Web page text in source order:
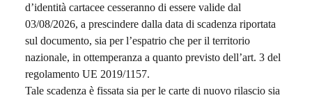
d’identità cartacee cesseranno di essere valide dal
03/08/2026, a prescindere dalla data di scadenza riportata
sul documento, sia per l’espatrio che per il territorio
nazionale, in ottemperanza a quanto previsto dell’art. 3 del
regolamento UE 2019/1157.
Tale scadenza è fissata sia per le carte di nuovo rilascio sia